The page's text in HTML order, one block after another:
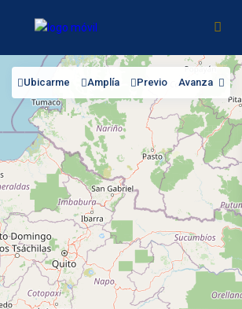
Ubicarme Amplía Previo Avanza